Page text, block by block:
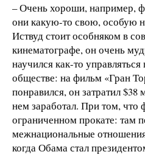
– Очень хороши, например,
они какую-то свою, особую
Иствуд стоит особняком в
кинематографе, он очень
научился как-то
обществе: на фильм «Гран
понравился, он затратил
нем заработал. При том, что
ограниченном прокате: там
межнациональные
когда Обама стал